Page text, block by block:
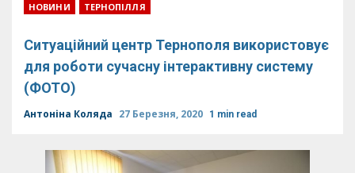
НОВИНИ ТЕРНОПІЛЛЯ
Ситуаційний центр Тернополя використовує
для роботи сучасну інтерактивну систему
(ФОТО)
Антоніна Коляда 27 Березня, 2020 1 min read